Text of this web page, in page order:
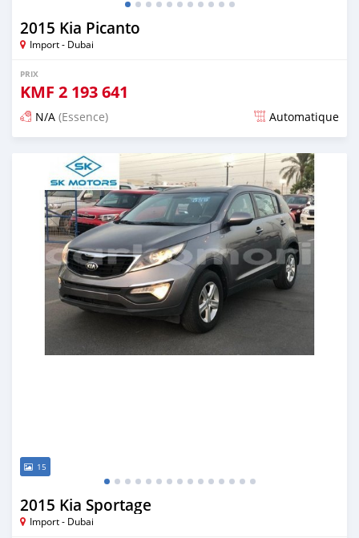
2015 Kia Picanto
Import - Dubai
PRIX
KMF 2 193 641
N/A (Essence) Automatique
Publié il y a presque 6 ans
15
2015 Kia Sportage
Import - Dubai